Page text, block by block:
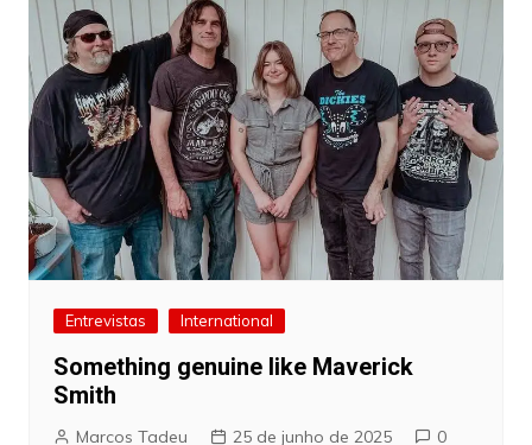
Entrevistas International
Something genuine like Maverick
Smith
Marcos Tadeu 25 de junho de 2025 0